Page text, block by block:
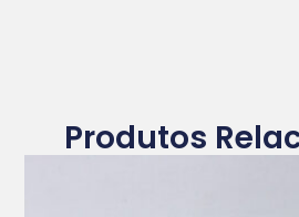
Produtos